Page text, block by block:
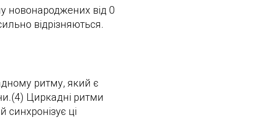
новонароджених від 0
відрізняються.
ритму, який є
Циркадні ритми
ці